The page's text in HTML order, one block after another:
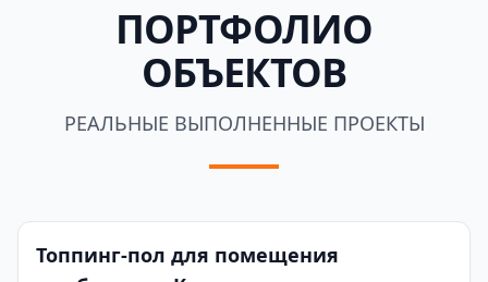
ПОРТФОЛИО
ОБЪЕКТОВ
РЕАЛЬНЫЕ ВЫПОЛНЕННЫЕ ПРОЕКТЫ
Топпинг-пол для помещения